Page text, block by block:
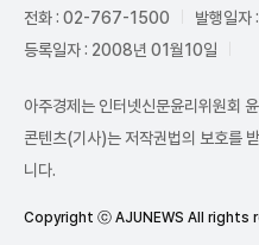
전화 : 02-767-1500
발행일
등록일자 : 2008년 01월10일
아주경제는 인터넷신문윤리위원회
콘텐츠(기사)는 저작권법의 보호를
니다.
Copyright ⓒ AJUNEWS All rights